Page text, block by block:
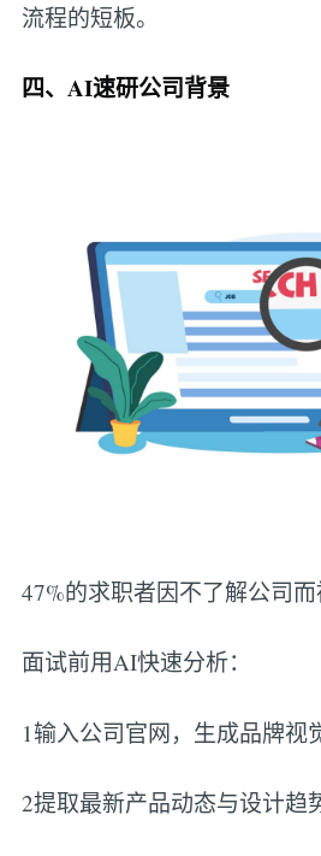
流程的短板。
四、AI速研公司背景
47%的求职者因不了解公司
面试前用AI快速分析：
1输入公司官网，生成品牌视
2提取最新产品动态与设计趋